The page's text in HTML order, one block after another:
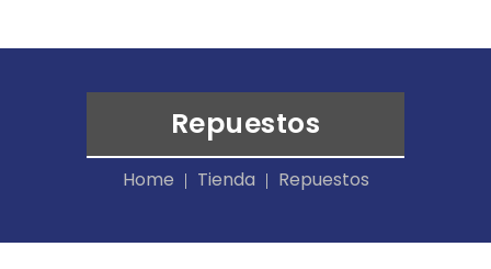
Repuestos
Home Tienda Repuestos